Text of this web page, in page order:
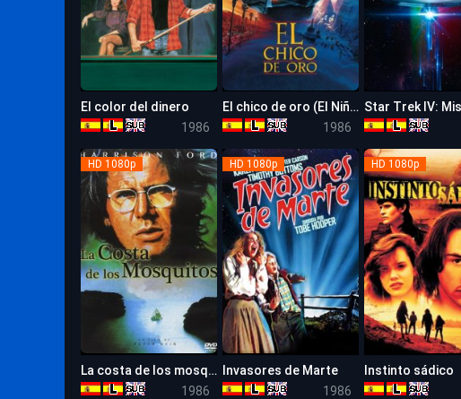
El color del dinero
1986
El chico de oro (El Niño de Oro)
1986
6.6
HD 1080p
La costa de los mosquitos
1986
HD 1080p
Invasores de Marte
1986
HD 1080p
Instinto sádico